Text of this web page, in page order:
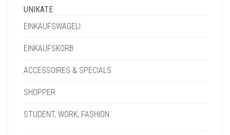
UNIKATE
EINKAUFSWÄGELI
EINKAUFSKORB
ACCESSOIRES & SPECIALS
SHOPPER
STUDENT, WORK, FASHION